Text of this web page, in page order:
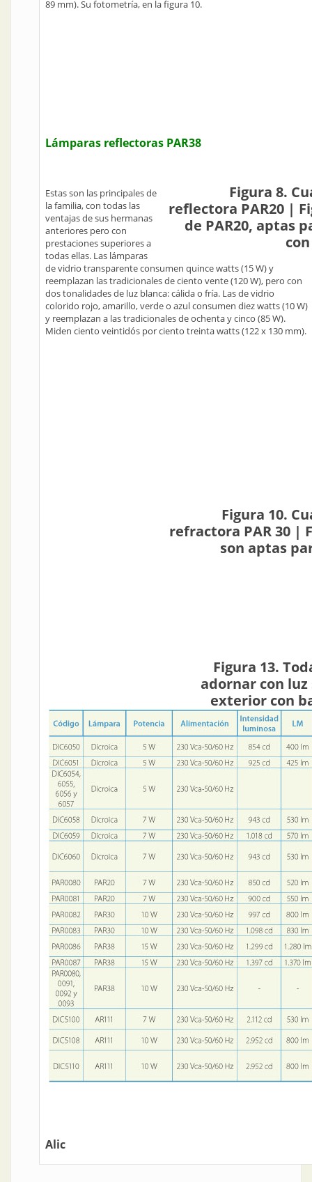
Figura 8.
reflectora PAR20 |
de PAR20, aptas
Figura 10.
refractora PAR 30 |
son aptas
89 mm). Su fotometría, en la figura 10.
Lámparas reflectoras PAR38
Figura 13.
adornar con
exterior con
Estas son las principales de
la familia, con todas las
ventajas de sus hermanas
anteriores pero con
prestaciones superiores a
todas ellas. Las lámparas
de vidrio transparente consumen quince watts (15 W) y
reemplazan las tradicionales de ciento vente (120 W), pero con
dos tonalidades de luz blanca: cálida o fría. Las de vidrio
colorido rojo, amarillo, verde o azul consumen diez watts (10 W)
y reemplazan a las tradicionales de ochenta y cinco (85 W).
Miden ciento veintidós por ciento treinta watts (122 x 130 mm).
Alic